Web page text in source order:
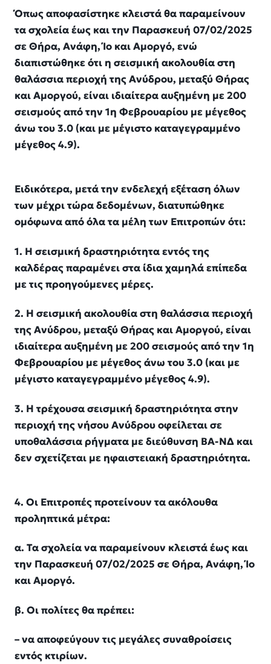
Όπως αποφασίστηκε κλειστά θα παραμείνουν
τα σχολεία έως και την Παρασκευή 07/02/2025
σε Θήρα, Ανάφη, Ίο και Αμοργό, ενώ
διαπιστώθηκε ότι η σεισμική ακολουθία στη
θαλάσσια περιοχή της Ανύδρου, μεταξύ Θήρας
και Αμοργού, είναι ιδιαίτερα αυξημένη με 200
σεισμούς από την 1η Φεβρουαρίου με μέγεθος
άνω του 3.0 (και με μέγιστο καταγεγραμμένο
μέγεθος 4.9).
Ειδικότερα, μετά την ενδελεχή εξέταση όλων
των μέχρι τώρα δεδομένων, διατυπώθηκε
ομόφωνα από όλα τα μέλη των Επιτροπών ότι:
1. Η σεισμική δραστηριότητα εντός της
καλδέρας παραμένει στα ίδια χαμηλά επίπεδα
με τις προηγούμενες μέρες.
2. Η σεισμική ακολουθία στη θαλάσσια περιοχή
της Ανύδρου, μεταξύ Θήρας και Αμοργού, είναι
ιδιαίτερα αυξημένη με 200 σεισμούς από την 1η
Φεβρουαρίου με μέγεθος άνω του 3.0 (και με
μέγιστο καταγεγραμμένο μέγεθος 4.9).
3. Η τρέχουσα σεισμική δραστηριότητα στην
περιοχή της νήσου Ανύδρου οφείλεται σε
υποθαλάσσια ρήγματα με διεύθυνση ΒΑ-ΝΔ και
δεν σχετίζεται με ηφαιστειακή δραστηριότητα.
4. Οι Επιτροπές προτείνουν τα ακόλουθα
προληπτικά μέτρα:
α. Τα σχολεία να παραμείνουν κλειστά έως και
την Παρασκευή 07/02/2025 σε Θήρα, Ανάφη, Ίο
και Αμοργό.
β. Οι πολίτες θα πρέπει:
– να αποφεύγουν τις μεγάλες συναθροίσεις
εντός κτιρίων.